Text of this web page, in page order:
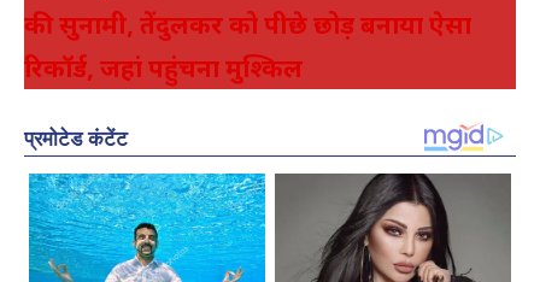
की सुनामी, तेंदुलकर को पीछे छोड़ बनाया ऐसा
रिकॉर्ड, जहां पहुंचना मुश्किल